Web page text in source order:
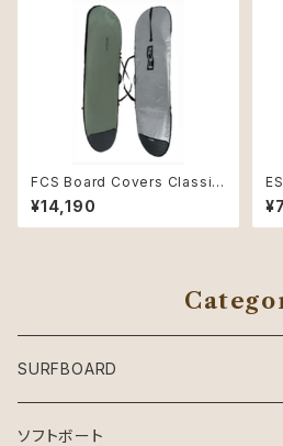
FCS Board Covers Classic
Cover Mid-Length 8'0" Alp
ine
¥14,190
R
SURFBOARD
Crystal Dreams SURFBOARD
ソフトボート